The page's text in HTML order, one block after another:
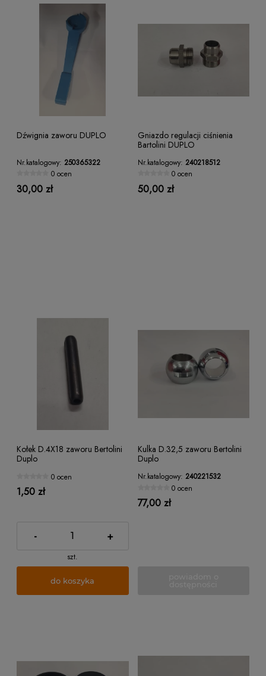
Dźwignia zaworu DUPLO
Nr.katalogowy: 250365322
0 ocen
30,00 zł
Gniazdo regulacji ciśnienia
Bartolini DUPLO
Nr.katalogowy: 240218512
0 ocen
50,00 zł
Kołek D.4X18 zaworu Bertolini
Duplo
0 ocen
1,50 zł
- +
szt.
do koszyka
Kulka D.32,5 zaworu Bertolini
Duplo
Nr.katalogowy: 240221532
0 ocen
77,00 zł